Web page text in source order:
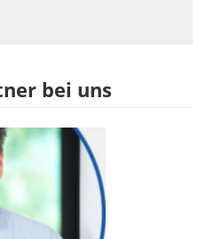
bei uns